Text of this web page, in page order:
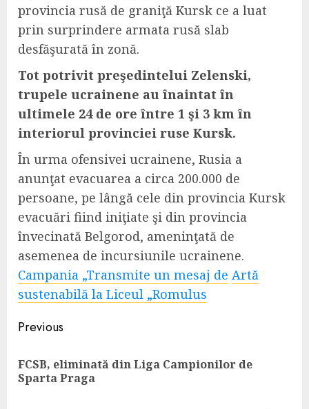
provincia rusă de graniţă Kursk ce a luat
prin surprindere armata rusă slab
desfăşurată în zonă.
Tot potrivit preşedintelui Zelenski,
trupele ucrainene au înaintat în
ultimele 24 de ore între 1 şi 3 km în
interiorul provinciei ruse Kursk.
În urma ofensivei ucrainene, Rusia a
anunţat evacuarea a circa 200.000 de
persoane, pe lângă cele din provincia Kursk
evacuări fiind iniţiate şi din provincia
învecinată Belgorod, ameninţată de
asemenea de incursiunile ucrainene.
Campania „Transmite un mesaj de Artă
sustenabilă la Liceul „Romulus
Continue
Reading
Previous
FCSB, eliminată din Liga Campionilor de
Sparta Praga